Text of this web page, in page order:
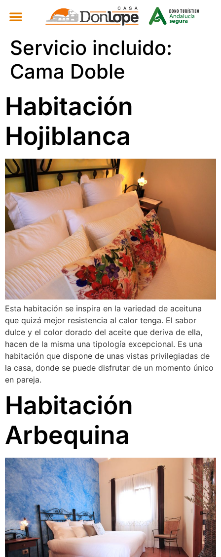
Servicio incluido:
Cama Doble
Habitación
Hojiblanca
Esta habitación se inspira en la variedad de aceituna
que quizá mejor resistencia al calor tenga. El sabor
dulce y el color dorado del aceite que deriva de ella,
hacen de la misma una tipología excepcional. Es una
habitación que dispone de unas vistas privilegiadas de
la casa, donde se puede disfrutar de un momento único
en pareja.
Habitación
Arbequina